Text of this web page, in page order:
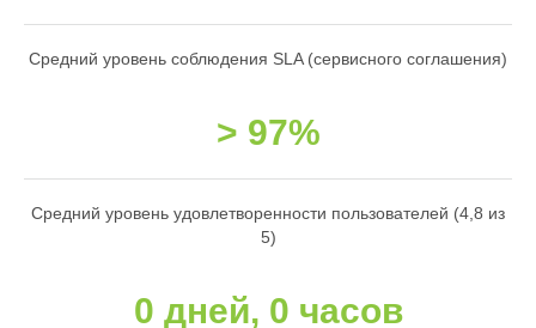
Средний уровень соблюдения SLA (сервисного соглашения)
> 97%
Средний уровень удовлетворенности пользователей (4,8 из
5)
0 дней, 0 часов